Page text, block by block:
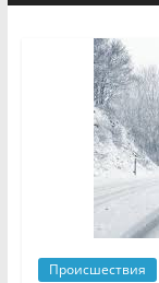
Происшествия